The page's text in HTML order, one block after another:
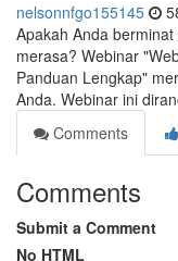
nelsonnfgo155145
Apakah Anda
merasa? Webinar
Panduan Lengkap"
Anda. Webinar ini
Comments
Comments
Submit a Comment
No HTML